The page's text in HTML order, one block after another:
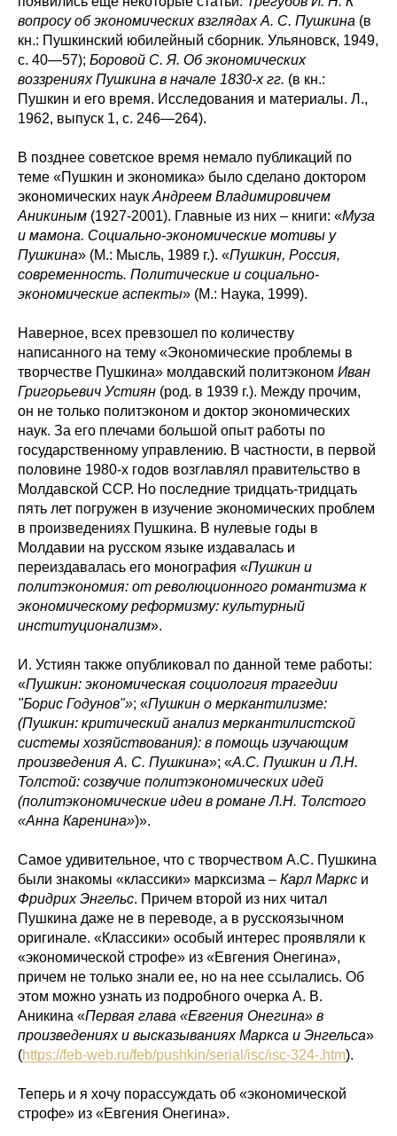
вопросу об экономических взглядах А. С. Пушкина (в
кн.: Пушкинский юбилейный сборник. Ульяновск, 1949,
с. 40—57); Боровой С. Я. Об экономических
воззрениях Пушкина в начале 1830-х гг. (в кн.:
Пушкин и его время. Исследования и материалы. Л.,
1962, выпуск 1, с. 246—264).
В позднее советское время немало публикаций по
теме «Пушкин и экономика» было сделано доктором
экономических наук Андреем Владимировичем
Аникиным (1927-2001). Главные из них – книги: «Муза
и мамона. Социально-экономические мотивы у
Пушкина» (М.: Мысль, 1989 г.). «Пушкин, Россия,
современность. Политические и социально-
экономические аспекты» (М.: Наука, 1999).
Наверное, всех превзошел по количеству
написанного на тему «Экономические проблемы в
творчестве Пушкина» молдавский политэконом Иван
Григорьевич Устиян (род. в 1939 г.). Между прочим,
он не только политэконом и доктор экономических
наук. За его плечами большой опыт работы по
государственному управлению. В частности, в первой
половине 1980-х годов возглавлял правительство в
Молдавской ССР. Но последние тридцать-тридцать
пять лет погружен в изучение экономических проблем
в произведениях Пушкина. В нулевые годы в
Молдавии на русском языке издавалась и
переиздавалась его монография «Пушкин и
политэкономия: от революционного романтизма к
экономическому реформизму: культурный
институционализм».
И. Устиян также опубликовал по данной теме работы:
«Пушкин: экономическая социология трагедии
"Борис Годунов"»; «Пушкин о меркантилизме:
(Пушкин: критический анализ меркантилистской
системы хозяйствования): в помощь изучающим
произведения А. С. Пушкина»; «А.С. Пушкин и Л.Н.
Толстой: созвучие политэкономических идей
(политэкономические идеи в романе Л.Н. Толстого
«Анна Каренина»)».
Самое удивительное, что с творчеством А.С. Пушкина
были знакомы «классики» марксизма – Карл Маркс и
Фридрих Энгельс. Причем второй из них читал
Пушкина даже не в переводе, а в русскоязычном
оригинале. «Классики» особый интерес проявляли к
«экономической строфе» из «Евгения Онегина»,
причем не только знали ее, но на нее ссылались. Об
этом можно узнать из подробного очерка А. В.
Аникина «Первая глава «Евгения Онегина» в
произведениях и высказываниях Маркса и Энгельса»
(https://feb-web.ru/feb/pushkin/serial/isc/isc-324-.htm).
Теперь и я хочу порассуждать об «экономической
строфе» из «Евгения Онегина».